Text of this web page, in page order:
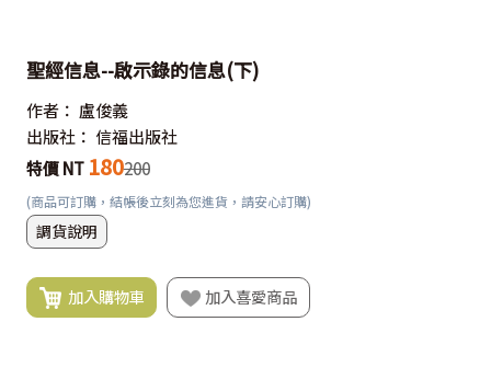
聖經信息--啟示錄的信息(下)
作者： 盧俊義
出版社： 信福出版社
特價 NT 180200
(商品可訂購，結帳後立刻為您進貨，請安心訂購)
調貨說明
加入購物車 加入喜愛商品